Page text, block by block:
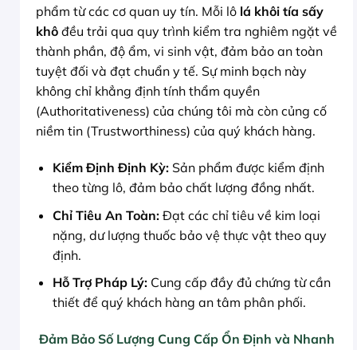
phẩm từ các cơ quan uy tín. Mỗi lô lá khôi tía sấy
khô đều trải qua quy trình kiểm tra nghiêm ngặt về
thành phần, độ ẩm, vi sinh vật, đảm bảo an toàn
tuyệt đối và đạt chuẩn y tế. Sự minh bạch này
không chỉ khẳng định tính thẩm quyền
(Authoritativeness) của chúng tôi mà còn củng cố
niềm tin (Trustworthiness) của quý khách hàng.
Kiểm Định Định Kỳ:Sản phẩm được kiểm định
theo từng lô, đảm bảo chất lượng đồng nhất.
Chỉ Tiêu An Toàn:Đạt các chỉ tiêu về kim loại
nặng, dư lượng thuốc bảo vệ thực vật theo quy
định.
Hỗ Trợ Pháp Lý:Cung cấp đầy đủ chứng từ cần
thiết để quý khách hàng an tâm phân phối.
Đảm Bảo Số Lượng Cung Cấp Ổn Định và Nhanh